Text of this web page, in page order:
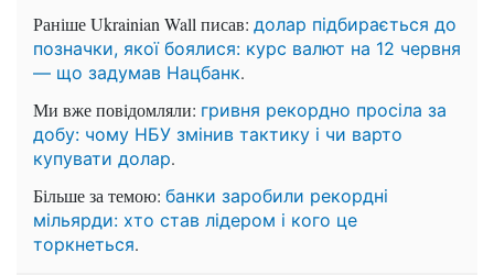
Раніше Ukrainian Wall писав: долар підбирається до
позначки, якої боялися: курс валют на 12 червня
— що задумав Нацбанк.
Ми вже повідомляли: гривня рекордно просiла за
добу: чому НБУ змінив тактику і чи варто
купувати долар.
Більше за темою: банки заробили рекордні
мільярди: хто став лідером і кого це
торкнеться.